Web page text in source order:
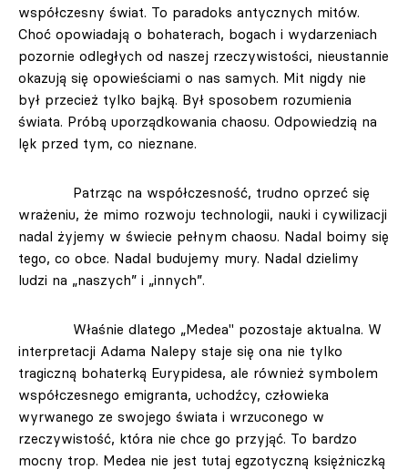
współczesny świat. To paradoks antycznych mitów.
Choć opowiadają o bohaterach, bogach i wydarzeniach
pozornie odległych od naszej rzeczywistości, nieustannie
okazują się opowieściami o nas samych. Mit nigdy nie
był przecież tylko bajką. Był sposobem rozumienia
świata. Próbą uporządkowania chaosu. Odpowiedzią na
lęk przed tym, co nieznane.
Patrząc na współczesność, trudno oprzeć się
wrażeniu, że mimo rozwoju technologii, nauki i cywilizacji
nadal żyjemy w świecie pełnym chaosu. Nadal boimy się
tego, co obce. Nadal budujemy mury. Nadal dzielimy
ludzi na „naszych” i „innych”.
Właśnie dlatego „Medea" pozostaje aktualna. W
interpretacji Adama Nalepy staje się ona nie tylko
tragiczną bohaterką Eurypidesa, ale również symbolem
współczesnego emigranta, uchodźcy, człowieka
wyrwanego ze swojego świata i wrzuconego w
rzeczywistość, która nie chce go przyjąć. To bardzo
mocny trop. Medea nie jest tutaj egzotyczną księżniczką